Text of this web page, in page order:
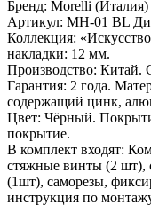
Бренд: Morelli
Артикул: MH-01 BL
Коллекция:
накладки: 12 мм.
Производство: Китай.
Гарантия: 2 года.
содержащий цинк,
Цвет: Чёрный.
покрытие.
В комплект входят:
стяжные винты (2 шт),
(1шт), саморезы,
инструкция по